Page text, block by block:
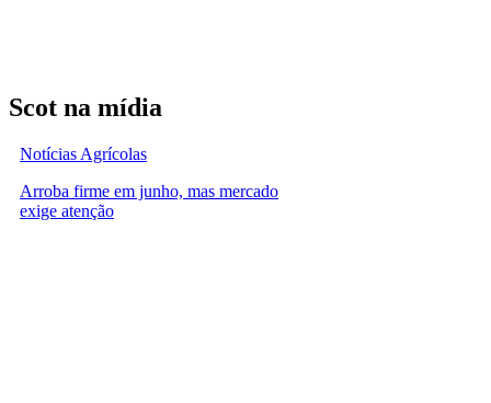
Scot na mídia
Notícias Agrícolas
Arroba firme em junho, mas mercado
exige atenção